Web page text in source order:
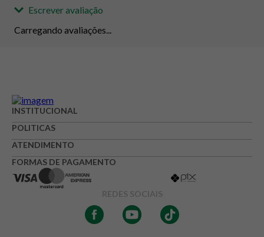
Escrever avaliação
Avalie o produto de 1 até 5 estrelas
★★★
Seu nome
Endereço de e-mail
Carregando avaliações...
INSTITUCIONAL
POLITICAS
ATENDIMENTO
FORMAS DE PAGAMENTO
REDES SOCIAIS